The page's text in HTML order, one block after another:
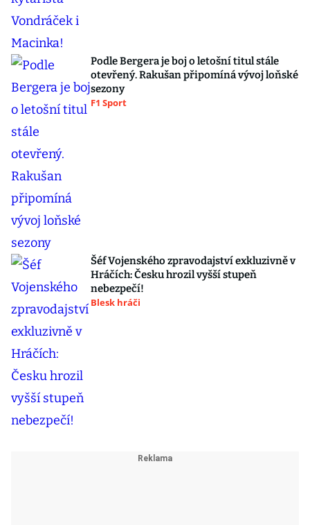
Podle Bergera je boj o letošní titul stále
otevřený. Rakušan připomíná vývoj loňské
sezony
F1 Sport
Šéf Vojenského zpravodajství exkluzivně v
Hráčích: Česku hrozil vyšší stupeň
nebezpečí!
Blesk hráči